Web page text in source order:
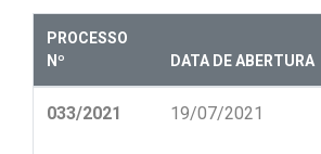
PROCESSO
Nº
DATA DE ABERTURA
033/2021 19/07/2021